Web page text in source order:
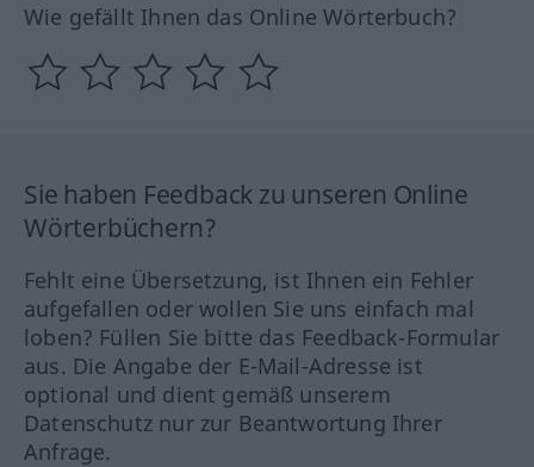
Wie gefällt Ihnen das Online Wörterbuch?
Sie haben Feedback zu unseren Online
Wörterbüchern?
Fehlt eine Übersetzung, ist Ihnen ein Fehler
aufgefallen oder wollen Sie uns einfach mal
loben? Füllen Sie bitte das Feedback-Formular
aus. Die Angabe der E-Mail-Adresse ist
optional und dient gemäß unserem
Datenschutz nur zur Beantwortung Ihrer
Anfrage.